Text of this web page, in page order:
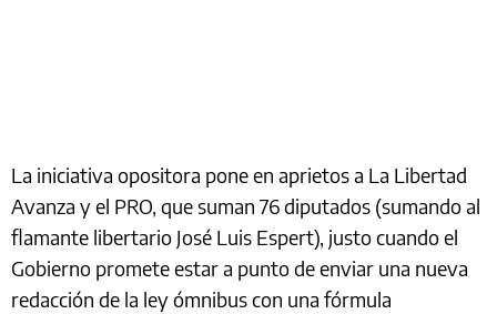
La iniciativa opositora pone en aprietos a La Libertad
Avanza y el PRO, que suman 76 diputados (sumando al
flamante libertario José Luis Espert), justo cuando el
Gobierno promete estar a punto de enviar una nueva
redacción de la ley ómnibus con una fórmula